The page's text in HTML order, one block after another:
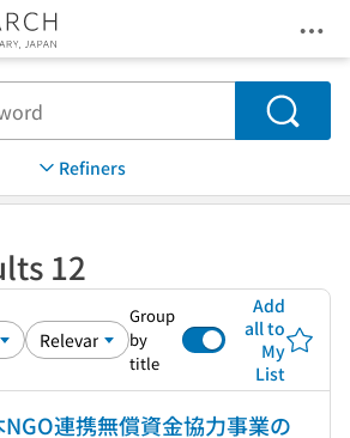
Search
Refiners
12
Group
by
title
Add
all to
My
List
NGO連携無償資金協力事業の